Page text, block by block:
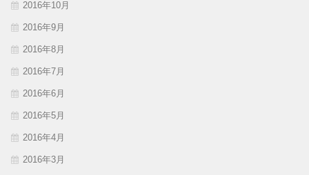
2016年10月
2016年9月
2016年8月
2016年7月
2016年6月
2016年5月
2016年4月
2016年3月